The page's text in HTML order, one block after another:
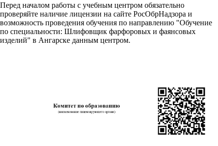
Перед началом работы с учебным центром обязательно
проверяйте наличие лицензии на сайте РосОбрНадзора и
возможность проведения обучения по направлению "Обучение
по специальности: Шлифовщик фарфоровых и фаянсовых
изделий" в Ангарске данным центром.